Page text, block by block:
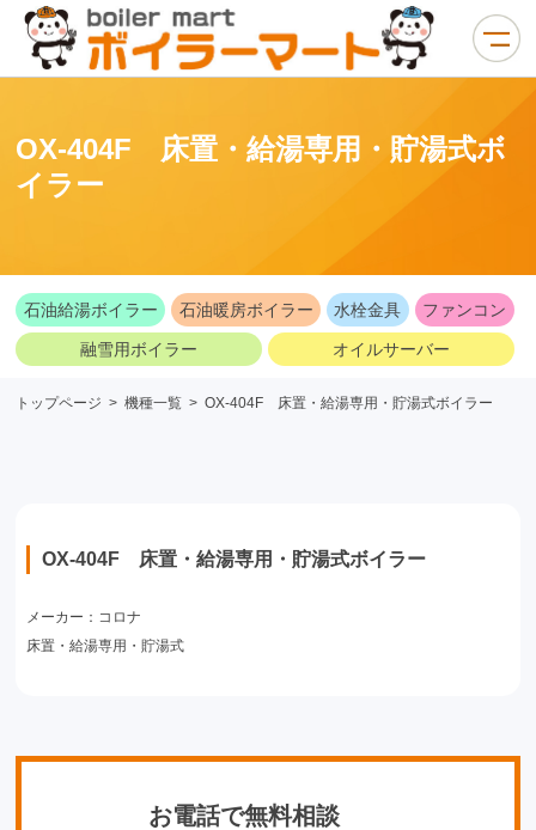
OX-404F 床置・給湯専用・貯湯式ボ
イラー
石油給湯ボイラー 石油暖房ボイラー 水栓金具 ファンコン
融雪用ボイラー オイルサーバー
トップページ > 機種一覧 > OX-404F 床置・給湯専用・貯湯式ボイラー
OX-404F 床置・給湯専用・貯湯式ボイラー
メーカー：コロナ
床置・給湯専用・貯湯式
お電話で無料相談